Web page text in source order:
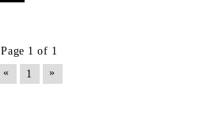
Page 1 of 1
«
1 »